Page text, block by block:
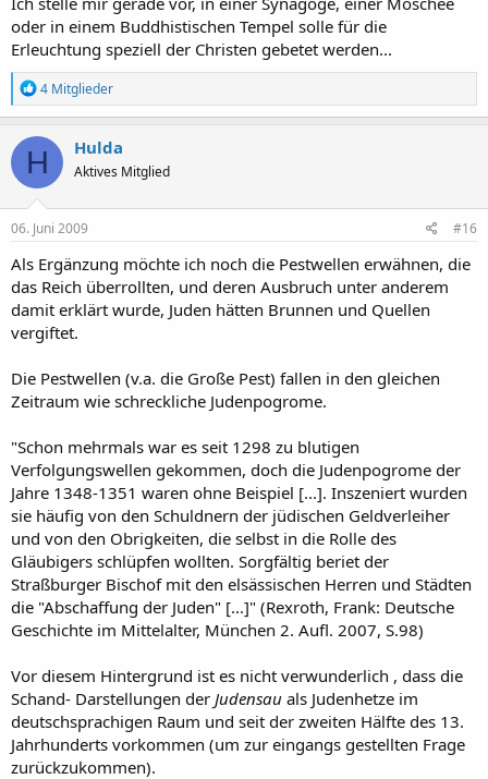
oder in einem Buddhistischen Tempel solle für die
Erleuchtung speziell der Christen gebetet werden...
R
e
a
k
o
n
e
:
4 Mitglieder
H Hulda
Aktives Mitglied
06. Juni 2009 #16
Als Ergänzung möchte ich noch die Pestwellen erwähnen, die
das Reich überrollten, und deren Ausbruch unter anderem
damit erklärt wurde, Juden hätten Brunnen und Quellen
vergiftet.
Die Pestwellen (v.a. die Große Pest) fallen in den gleichen
Zeitraum wie schreckliche Judenpogrome.
"Schon mehrmals war es seit 1298 zu blutigen
Verfolgungswellen gekommen, doch die Judenpogrome der
Jahre 1348-1351 waren ohne Beispiel [...]. Inszeniert wurden
sie häufig von den Schuldnern der jüdischen Geldverleiher
und von den Obrigkeiten, die selbst in die Rolle des
Gläubigers schlüpfen wollten. Sorgfältig beriet der
Straßburger Bischof mit den elsässischen Herren und Städten
die "Abschaffung der Juden" [...]" (Rexroth, Frank: Deutsche
Geschichte im Mittelalter, München 2. Aufl. 2007, S.98)
Vor diesem Hintergrund ist es nicht verwunderlich , dass die
Schand- Darstellungen der Judensau als Judenhetze im
deutschsprachigen Raum und seit der zweiten Hälfte des 13.
Jahrhunderts vorkommen (um zur eingangs gestellten Frage
zurückzukommen).